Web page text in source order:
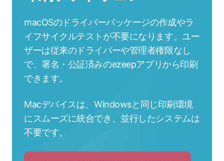
macOSのドライバーパッケージの作成やラ
イフサイクルテストが不要になります。ユー
ザーは従来のドライバーや管理者権限なし
で、署名・公証済みのezeepアプリから印刷
できます。
Macデバイスは、Windowsと同じ印刷環境
にスムーズに統合でき、並行したシステムは
不要です。